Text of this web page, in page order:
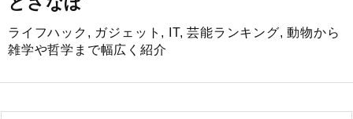
ライフハック, ガジェット, IT, 芸能ランキング, 動物から
雑学や哲学まで幅広く紹介
前へ